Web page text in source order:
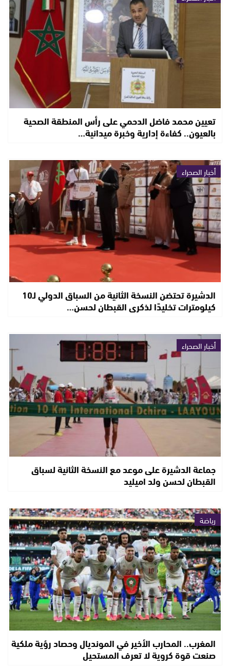
تعيين محمد فاضل الدحمي على رأس المنطقة الصحية
بالعيون.. كفاءة إدارية وخبرة ميدانية…
أخبار الصحراء
الدشيرة تحتضن النسخة الثانية من السباق الدولي لـ10
كيلومترات تخليدًا لذكرى القبطان لحسن…
أخبار الصحراء
جماعة الدشيرة على موعد مع النسخة الثانية لسباق
القبطان لحسن ولد اميليد
رياضة
المغرب.. المحارب الأخير في المونديال وحصاد رؤية ملكية
صنعت قوة كروية لا تعرف المستحيل